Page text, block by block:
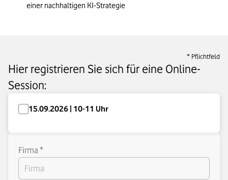
einer nachhaltigen KI-Strategie
* Pflichtfeld
Hier registrieren Sie sich für eine Online-
Session:
15.09.2026 | 10-11 Uhr
Firma *